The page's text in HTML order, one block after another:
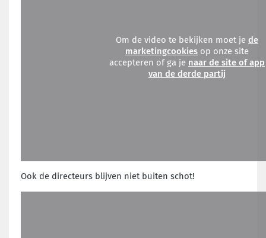
Om de video te bekijken moet je de
marketingcookies op onze site
accepteren of ga je naar de site of app
van de derde partij
Ook de directeurs blijven niet buiten schot!